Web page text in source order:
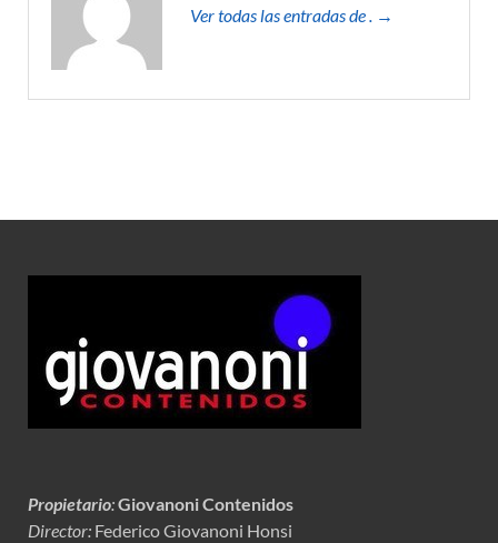
Ver todas las entradas de . →
Propietario:Giovanoni Contenidos
Director: Federico Giovanoni Honsi